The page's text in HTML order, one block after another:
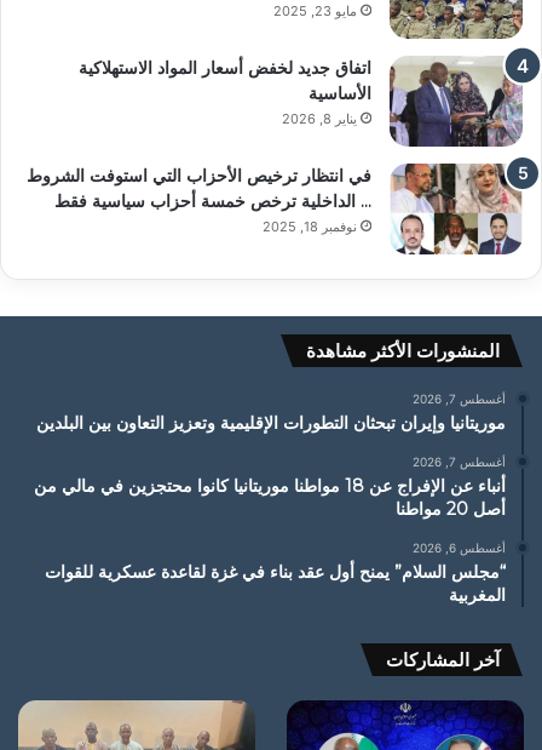
مايو 23, 2025
اتفاق جديد لخفض أسعار المواد الاستهلاكية
الأساسية
يناير 8, 2026
في انتظار ترخيص الأحزاب التي استوفت الشروط
… الداخلية ترخص خمسة أحزاب سياسية فقط
نوفمبر 18, 2025
المنشورات الأكثر مشاهدة
أغسطس 7, 2026
موريتانيا وإيران تبحثان التطورات الإقليمية وتعزيز التعاون بين البلدين
أغسطس 7, 2026
أنباء عن الإفراج عن 18 مواطنا موريتانيا كانوا محتجزين في مالي من
أصل 20 مواطنا
أغسطس 6, 2026
“مجلس السلام” يمنح أول عقد بناء في غزة لقاعدة عسكرية للقوات
المغربية
آخر المشاركات